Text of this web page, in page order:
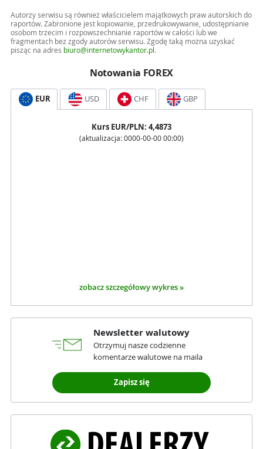
Autorzy serwisu są również właścicielem majątkowych praw autorskich do
raportów. Zabronione jest kopiowanie, przedrukowywanie, udostępnianie
osobom trzecim i rozpowszechnianie raportów w całości lub we
fragmentach bez zgody autorów serwisu. Zgodę taką można uzyskać
pisząc na adres biuro@internetowykantor.pl .
Notowania FOREX
EUR USD CHF GBP
Kurs EUR/PLN: 4,4873
(aktualizacja: 0000-00-00 00:00)
zobacz szczegółowy wykres »
Newsletter walutowy
Otrzymuj nasze codzienne
komentarze walutowe na maila
Zapisz się